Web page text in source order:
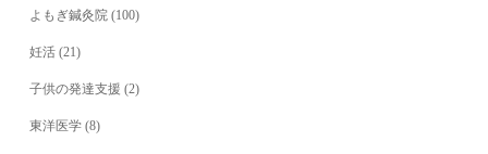
よもぎ鍼灸院 (100)
妊活 (21)
子供の発達支援 (2)
東洋医学 (8)